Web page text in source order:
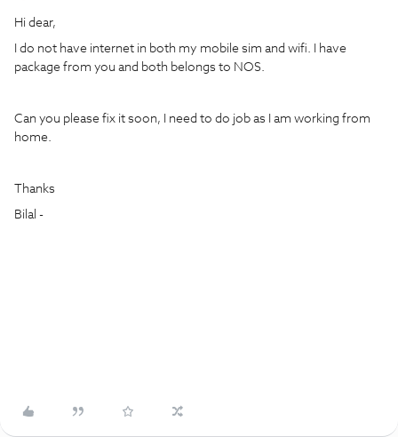
Hi dear,
I do not have internet in both my mobile sim and wifi. I have
package from you and both belongs to NOS.
Can you please fix it soon, I need to do job as I am working from
home.
Thanks
Bilal -